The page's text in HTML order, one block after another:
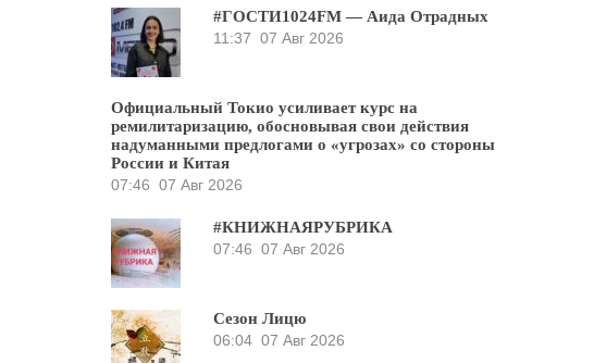
#ГОСТИ1024FM — Аида Отрадных
11:37 07 Авг 2026
Официальный Токио усиливает курс на
ремилитаризацию, обосновывая свои действия
надуманными предлогами о «угрозах» со стороны
России и Китая
07:46 07 Авг 2026
#КНИЖНАЯРУБРИКА
07:46 07 Авг 2026
Сезон Лицю
06:04 07 Авг 2026